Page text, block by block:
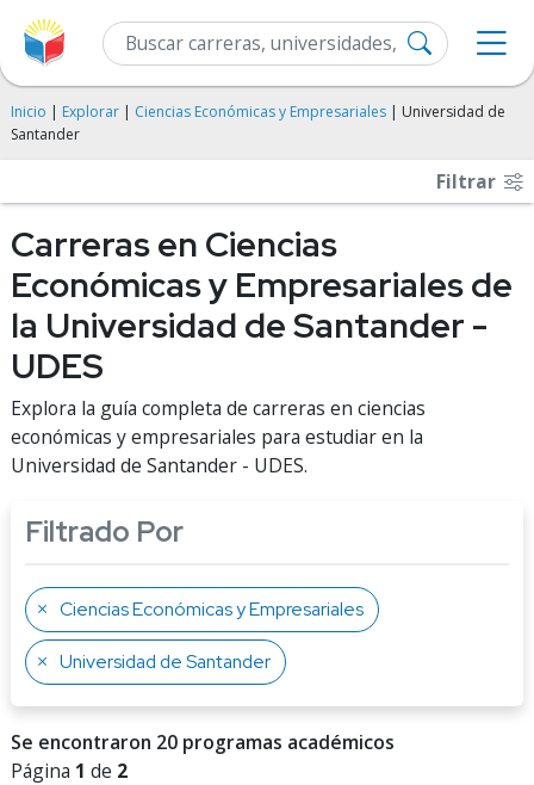
Inicio | Explorar | Ciencias Económicas y Empresariales | Universidad de
Santander
Filtrar
Carreras en Ciencias
Económicas y Empresariales de
la Universidad de Santander -
UDES
Explora la guía completa de carreras en ciencias
económicas y empresariales para estudiar en la
Universidad de Santander - UDES.
Filtrado Por
Ciencias Económicas y Empresariales
Universidad de Santander
Se encontraron 20 programas académicos
Página 1 de 2